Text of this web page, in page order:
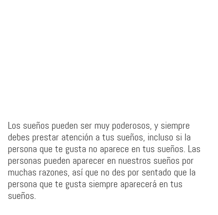
Los sueños pueden ser muy poderosos, y siempre
debes prestar atención a tus sueños, incluso si la
persona que te gusta no aparece en tus sueños. Las
personas pueden aparecer en nuestros sueños por
muchas razones, así que no des por sentado que la
persona que te gusta siempre aparecerá en tus
sueños.